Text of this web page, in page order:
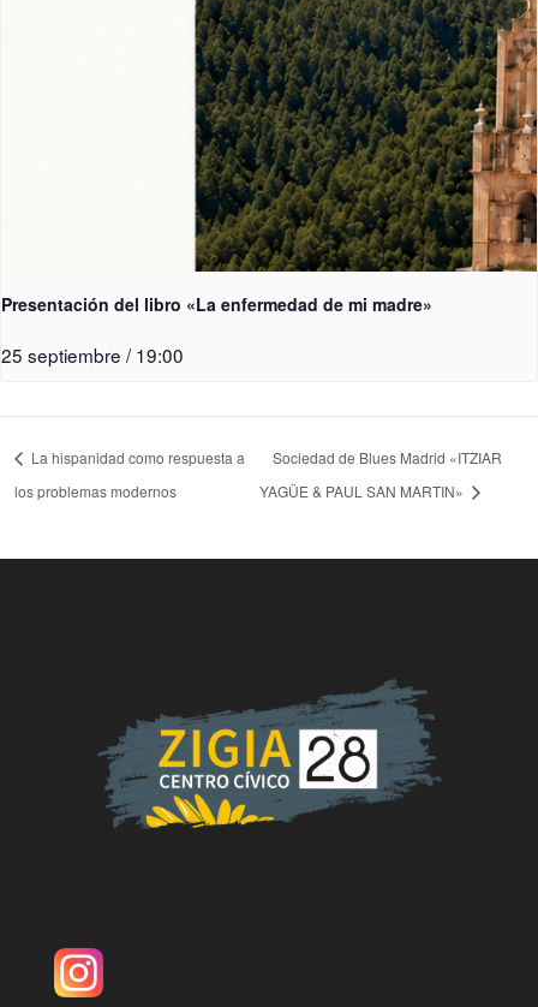
Presentación del libro «La enfermedad de mi madre»
25 septiembre / 19:00
La hispanidad como respuesta a
los problemas modernos
Sociedad de Blues Madrid «ITZIAR
YAGÜE & PAUL SAN MARTIN»